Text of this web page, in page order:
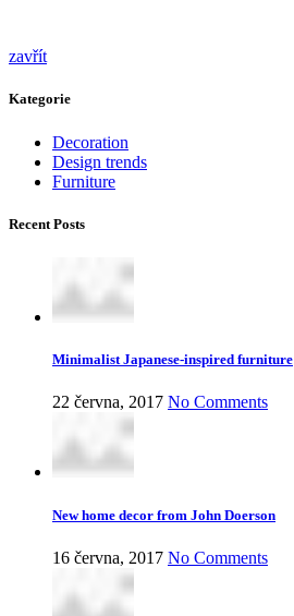
zavřít
Kategorie
Decoration
Design trends
Furniture
Recent Posts
Minimalist Japanese-inspired furniture
22 června, 2017 No Comments
New home decor from John Doerson
16 června, 2017 No Comments